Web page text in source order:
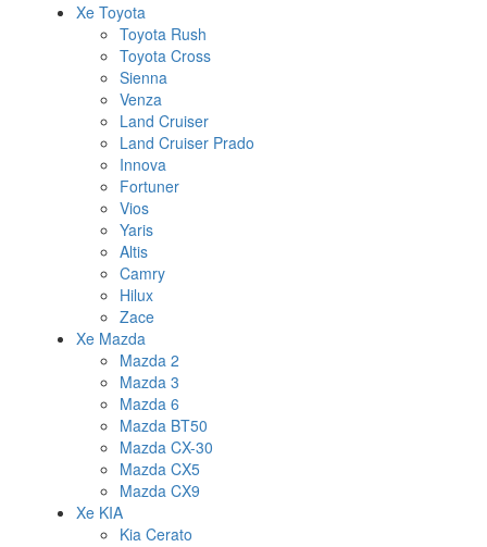
Xe Toyota
Toyota Rush
Toyota Cross
Sienna
Venza
Land Cruiser
Land Cruiser Prado
Innova
Fortuner
Vios
Yaris
Altis
Camry
Hilux
Zace
Xe Mazda
Mazda 2
Mazda 3
Mazda 6
Mazda BT50
Mazda CX-30
Mazda CX5
Mazda CX9
Xe KIA
Kia Cerato